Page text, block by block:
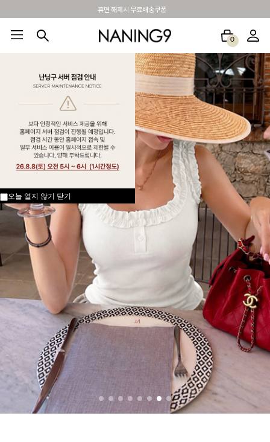
BEST 포토리뷰 - 매주 2명추첨 3만원쿠폰
0
썸머여행룩 아울렛 하객&모임룩
오늘 열지 않기 닫기